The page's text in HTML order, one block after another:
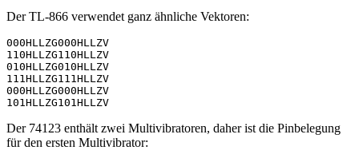
Der TL-866 verwendet ganz ähnliche Vektoren:
000HLLZG000HLLZV
110HLLZG110HLLZV
010HLLZG010HLLZV
111HLLZG111HLLZV
000HLLZG000HLLZV
101HLLZG101HLLZV
Der 74123 enthält zwei Multivibratoren, daher ist die Pinbelegung
für den ersten Multivibrator: